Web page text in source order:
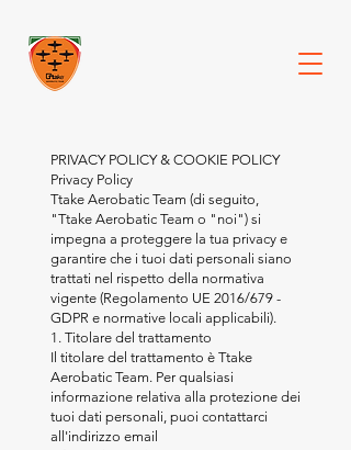
PRIVACY POLICY & COOKIE POLICY
Privacy Policy
Ttake Aerobatic Team (di seguito,
"Ttake Aerobatic Team o "noi") si
impegna a proteggere la tua privacy e
garantire che i tuoi dati personali siano
trattati nel rispetto della normativa
vigente (Regolamento UE 2016/679 -
GDPR e normative locali applicabili).
1. Titolare del trattamento
Il titolare del trattamento è Ttake
Aerobatic Team. Per qualsiasi
informazione relativa alla protezione dei
tuoi dati personali, puoi contattarci
all'indirizzo email